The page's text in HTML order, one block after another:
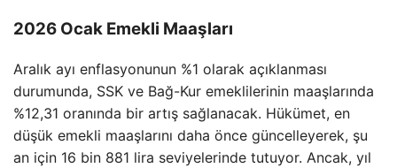
2026 Ocak Emekli Maaşları
Aralık ayı enflasyonunun %1 olarak açıklanması
durumunda, SSK ve Bağ-Kur emeklilerinin maaşlarında
%12,31 oranında bir artış sağlanacak. Hükümet, en
düşük emekli maaşlarını daha önce güncelleyerek, şu
an için 16 bin 881 lira seviyelerinde tutuyor. Ancak, yıl